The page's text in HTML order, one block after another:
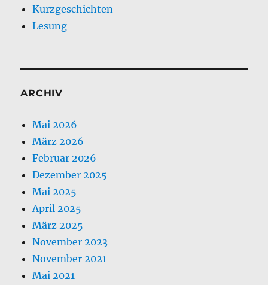
Kurzgeschichten
Lesung
ARCHIV
Mai 2026
März 2026
Februar 2026
Dezember 2025
Mai 2025
April 2025
März 2025
November 2023
November 2021
Mai 2021